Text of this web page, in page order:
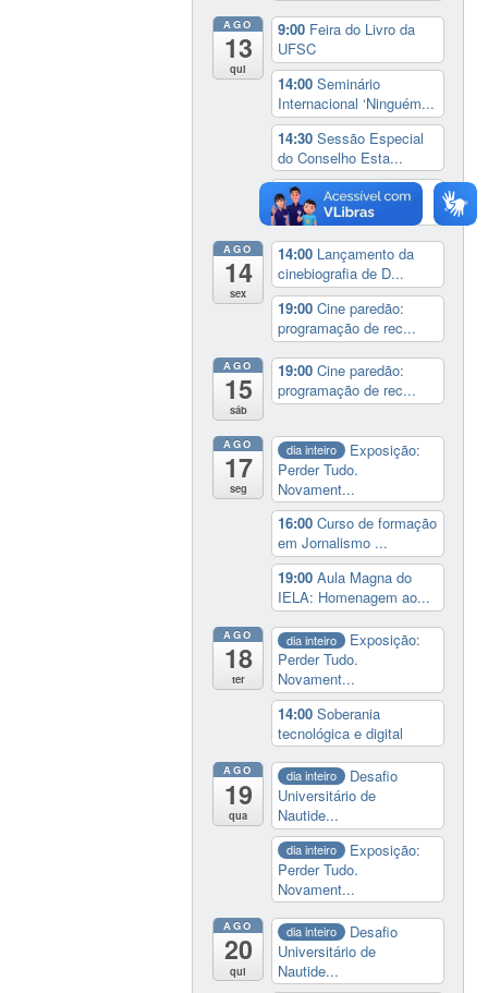
AGO
13
qui
9:00 Feira do Livro da
UFSC
14:00Seminário
Internacional ‘Ninguém...
14:30Sessão Especial
do Conselho Esta...
19:00
Cine paredão:
programação de rec...
AGO
14
sex
14:00 Lançamento da
cinebiografia de D...
19:00Cine paredão:
programação de rec...
AGO
15
sáb
19:00Cine paredão:
programação de rec...
AGO
17
seg
dia inteiro
Exposição:
Perder Tudo.
Novament...
16:00Curso de formação
em Jornalismo ...
19:00Aula Magna do
IELA: Homenagem ao...
AGO
18
ter
dia inteiro
Exposição:
Perder Tudo.
Novament...
14:00Soberania
tecnológica e digital
AGO
19
qua
dia inteiro
Desafio
Universitário de
Nautide...
dia inteiro
Exposição:
Perder Tudo.
Novament...
AGO
20
qui
dia inteiro
Desafio
Universitário de
Nautide...